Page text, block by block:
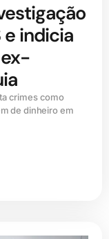
e indicia
crimes como
de dinheiro em